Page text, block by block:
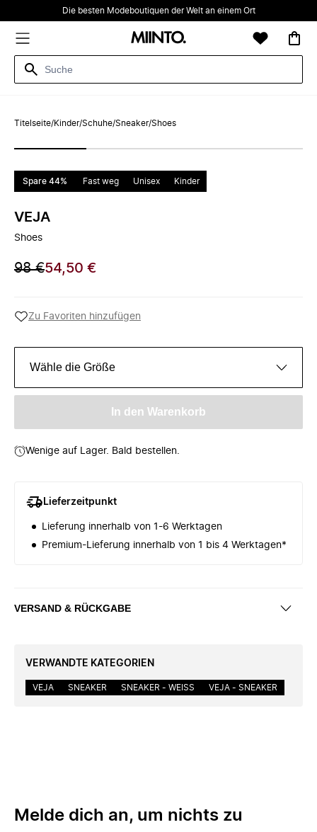
Die besten Modeboutiquen der Welt an einem Ort
Titelseite/Kinder/Schuhe/Sneaker/Shoes
Spare 44% Fast weg Unisex Kinder
VEJA
Shoes
98 €54,50 €
Zu Favoriten hinzufügen
Wähle die Größe
In den Warenkorb
Wenige auf Lager. Bald bestellen.
Lieferzeitpunkt
Lieferung innerhalb von 1-6 Werktagen
Premium-Lieferung innerhalb von 1 bis 4 Werktagen*
VERSAND & RÜCKGABE
VERWANDTE KATEGORIEN
VEJA SNEAKER SNEAKER - WEISS VEJA - SNEAKER
Melde dich an, um nichts zu